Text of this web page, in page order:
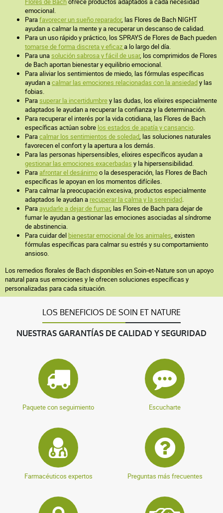
emocional.
Parafavorecer un sueño reparador, las Flores de Bach NIGHT
ayudan a calmar la mente y a recuperar un descanso de calidad.
Para un uso rápido y práctico, los SPRAYS de Flores de Bach pueden
tomarse de forma discreta y eficaza lo largo del día.
Para unasolución sabrosa y fácil de usar, los comprimidos de Flores
de Bach aportan bienestar y equilibrio emocional.
Para aliviar los sentimientos de miedo, las fórmulas específicas
ayudan acalmar las emociones relacionadas con la ansiedady las
fobias.
Parasuperar la incertidumbrey las dudas, los elixires especialmente
adaptados le ayudan a recuperar la confianza y la determinación.
Para recuperar el interés por la vida cotidiana, las Flores de Bach
específicas actúan sobre los estados de apatía y cansancio.
Paracalmar los sentimientos de soledad, las soluciones naturales
favorecen el confort y la apertura a los demás.
Para las personas hipersensibles, elixires específicos ayudan a
gestionar las emociones exacerbadas y la hipersensibilidad.
Paraafrontar el desánimoo la desesperación, las Flores de Bach
específicas le apoyan en los momentos difíciles.
Para calmar la preocupación excesiva, productos especialmente
adaptados le ayudan a recuperar la calma y la serenidad.
Paraayudarle a dejar de fumar, las Flores de Bach para dejar de
fumar le ayudan a gestionar las emociones asociadas al síndrome
de abstinencia.
Para cuidar del bienestar emocional de los animales, existen
fórmulas específicas para calmar su estrés y su comportamiento
ansioso.
Los remedios florales de Bach disponibles en Soin-et-Nature son un apoyo
natural para sus emociones y le ofrecen soluciones específicas y
personalizadas para cada situación.
LOS BENEFICIOS DE SOIN ET NATURE
NUESTRAS GARANTÍAS DE CALIDAD Y SEGURIDAD
Paquete con seguimiento Escucharte
Farmacéuticos expertos Preguntas más frecuentes